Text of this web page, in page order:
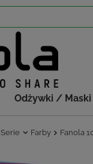
Odżywki / Maski
Serie Farby Fanola